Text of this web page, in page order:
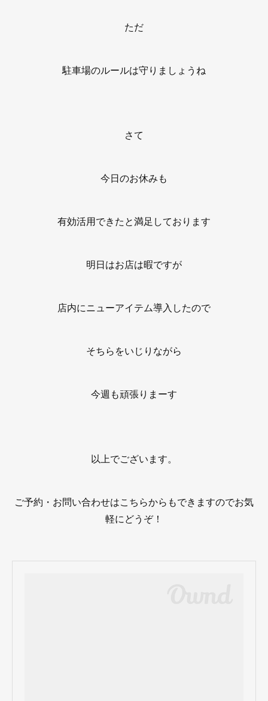
ただ
駐車場のルールは守りましょうね
さて
今日のお休みも
有効活用できたと満足しております
明日はお店は暇ですが
店内にニューアイテム導入したので
そちらをいじりながら
今週も頑張りまーす
以上でございます。
ご予約・お問い合わせはこちらからもできますのでお気
軽にどうぞ！